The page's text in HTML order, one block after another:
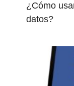
¿Cómo
datos?